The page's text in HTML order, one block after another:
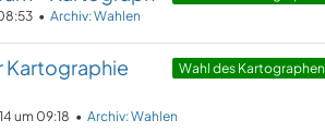
Archiv: Wahlen
Wahl des Kartographen
Kartographie
um 09:18 Archiv: Wahlen